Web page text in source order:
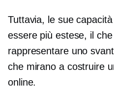
Tuttavia, le sue
essere più estese, il
rappresentare uno
che mirano a costruire
online.